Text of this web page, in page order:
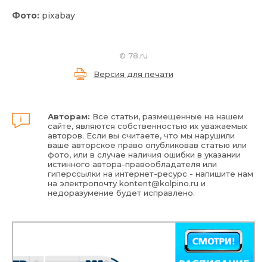
Фото: pixabay
© 78.ru
Версия для печати
Авторам: Все статьи, размещенные на нашем
сайте, являются собственностью их уважаемых
авторов. Если вы считаете, что мы нарушили
ваше авторское право опубликовав статью или
фото, или в случае наличия ошибки в указании
истинного автора-правообладателя или
гиперссылки на интернет-ресурс - напишите нам
на электропочтуkontent@kolpino.ru и
недоразумение будет исправлено.